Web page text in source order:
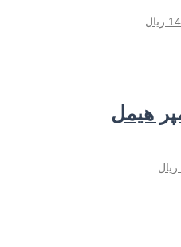
افزودن به سبد خرید
افزودن به سبد خرید